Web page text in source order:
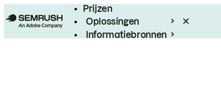
Prijzen
Oplossingen
Informatiebronnen